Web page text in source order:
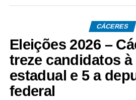
CÁCERES
Eleições 2026 –
treze candidatos
estadual e 5 a
federal